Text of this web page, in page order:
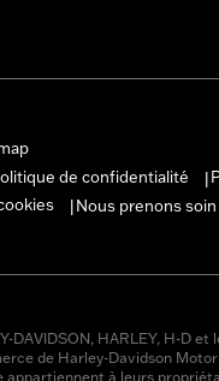
de confidentialité
|Nous prenons
HARLEY, H-D et
de Harley-Davidson Motor
appartiennent à leurs